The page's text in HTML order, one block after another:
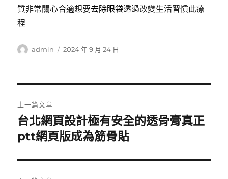
質非常關心合適想要去除眼袋透過改變生活習慣此療
程
作
admin
發
2024 年 9 月 24 日
章
導
覽
上一篇文章
上
一
文
章:
台北網頁設計極有安全的透骨膏真正
ptt網頁版成為筋骨貼